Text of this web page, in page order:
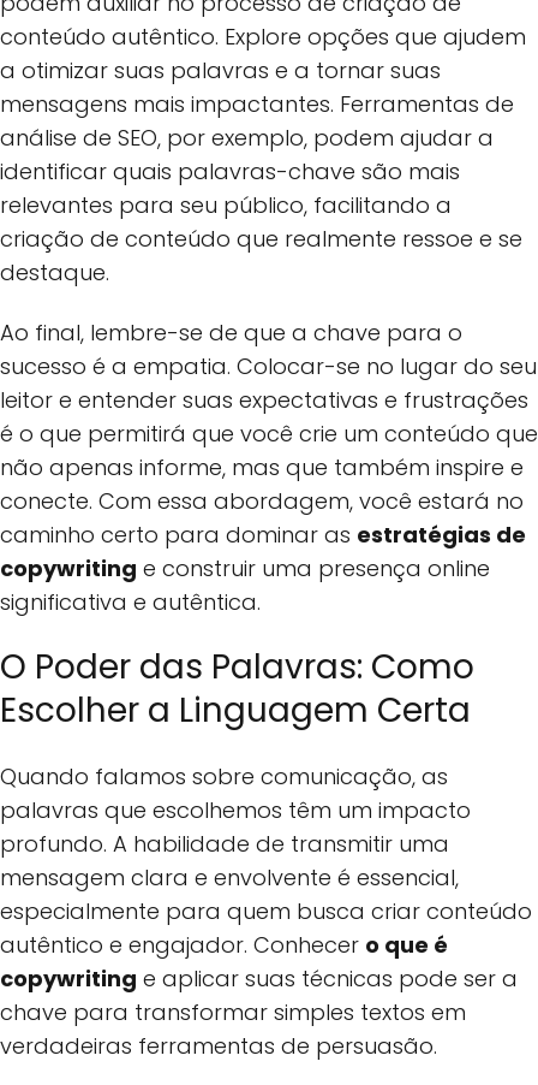
conteúdo autêntico. Explore opções que ajudem
a otimizar suas palavras e a tornar suas
mensagens mais impactantes. Ferramentas de
análise de SEO, por exemplo, podem ajudar a
identificar quais palavras-chave são mais
relevantes para seu público, facilitando a
criação de conteúdo que realmente ressoe e se
destaque.
Ao final, lembre-se de que a chave para o
sucesso é a empatia. Colocar-se no lugar do seu
leitor e entender suas expectativas e frustrações
é o que permitirá que você crie um conteúdo que
não apenas informe, mas que também inspire e
conecte. Com essa abordagem, você estará no
caminho certo para dominar as estratégias de
copywriting e construir uma presença online
significativa e autêntica.
O Poder das Palavras: Como
Escolher a Linguagem Certa
Quando falamos sobre comunicação, as
palavras que escolhemos têm um impacto
profundo. A habilidade de transmitir uma
mensagem clara e envolvente é essencial,
especialmente para quem busca criar conteúdo
autêntico e engajador. Conhecer o que é
copywriting e aplicar suas técnicas pode ser a
chave para transformar simples textos em
verdadeiras ferramentas de persuasão.